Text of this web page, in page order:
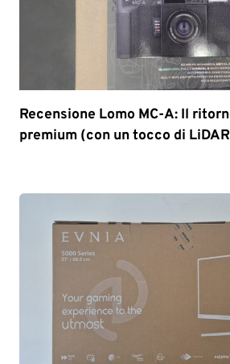
Recensione Lomo MC-A: Il
premium (con un tocco di